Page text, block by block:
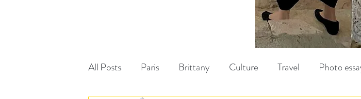
All Posts Paris Brittany Culture Travel Photo